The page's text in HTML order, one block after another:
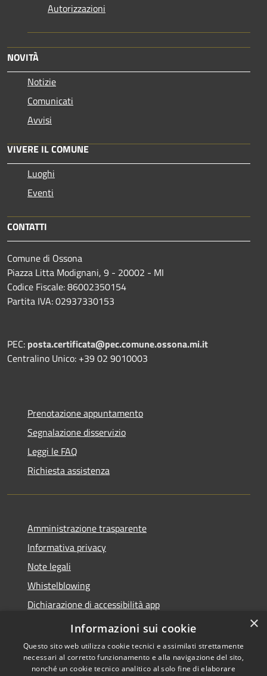
Autorizzazioni
NOVITÀ
Notizie
Comunicati
Avvisi
VIVERE IL COMUNE
Luoghi
Eventi
CONTATTI
Comune di Ossona
Piazza Litta Modignani, 9 - 20002 - MI
Codice Fiscale: 86002350154
Partita IVA: 02937330153
PEC: posta.certificata@pec.comune.ossona.mi.it
Centralino Unico: +39 02 9010003
Prenotazione appuntamento
Segnalazione disservizio
Leggi le FAQ
Richiesta assistenza
Amministrazione trasparente
Informativa privacy
Note legali
Whistelblowing
Dichiarazione di accessibilità app
Dichiarazione di accessibilità sito
×
Informazioni sui cookie
Questo sito web utilizza cookie tecnici e assimilati strettamente
necessari al corretto funzionamento e alla navigazione del sito,
nonché un cookie tecnico analitico al solo fine di elaborare